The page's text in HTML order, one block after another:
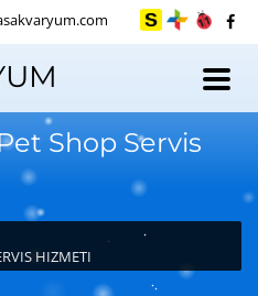
Shop Servis
HIZMETI